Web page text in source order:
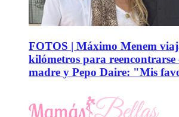
FOTOS | Máximo Menem
kilómetros para reencontrarse
madre y Pepo Daire: "Mis